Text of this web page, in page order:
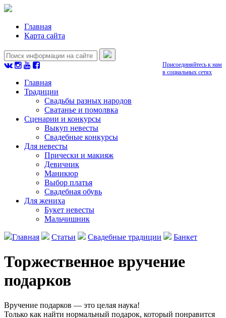
Главная
Карта сайта
Присоединяйтесь к нам
в социальных сетях
Главная
Традиции
Свадьбы разных народов
Сватанье и помолвка
Сценарии и конкурсы
Выкуп невесты
Свадебные конкурсы
Для невесты
Прически и макияж
Девичник
Маникюр
Выбор платья
Свадебная обувь
Для жениха
Букет невесты
Мальчишник
Главная Статьи Свадебные традиции Банкет
Торжественное вручение
подарков
Вручение подарков — это целая наука!
Только как найти нормальный подарок, который понравится